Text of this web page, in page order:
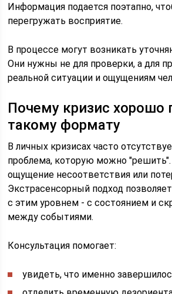
Информация подается поэтапно,
перегружать восприятие.
В процессе могут возникать
Они нужны не для проверки, а для
реальной ситуации и ощущениям
Почему кризис хорошо
такому формату
В личных кризисах часто
проблема, которую можно
ощущение несоответствия или
Экстрасенсорный подход
с этим уровнем - с состоянием и
между событиями.
Консультация помогает:
увидеть, что именно